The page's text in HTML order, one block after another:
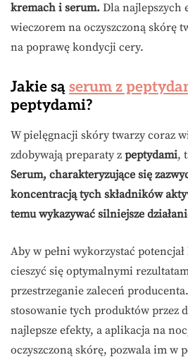
kremach i serum. Dla najlepszych
wieczorem na oczyszczoną skórę
na poprawę kondycji cery.
Jakie są serum z
peptydami?
W pielęgnacji skóry twarzy coraz
zdobywają preparaty z peptydami,
Serum, charakteryzujące się
koncentracją tych składników
temu wykazywać silniejsze
Aby w pełni wykorzystać
cieszyć się optymalnymi
przestrzeganie zaleceń
stosowanie tych produktów przez
najlepsze efekty, a aplikacja na
oczyszczoną skórę, pozwala im w